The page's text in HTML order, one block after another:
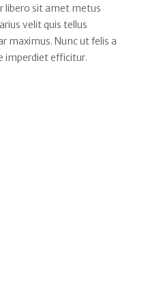
libero sit amet metus
velit quis tellus
maximus. Nunc ut felis a
imperdiet efficitur.